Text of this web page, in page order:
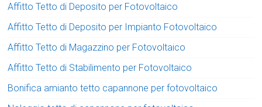
Affitto Tetto di Deposito per Fotovoltaico
Affitto Tetto di Deposito per Impianto Fotovoltaico
Affitto Tetto di Magazzino per Fotovoltaico
Affitto Tetto di Stabilimento per Fotovoltaico
Bonifica amianto tetto capannone per fotovoltaico